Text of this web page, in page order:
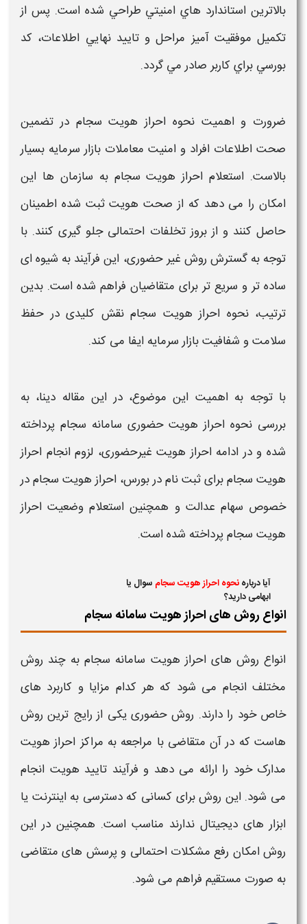
بالاترين استاندارد هاي امنيتي طراحي شده است. پس از
تكميل موفقيت آميز مراحل و تاييد نهايي اطلاعات، كد
بورسي براي كاربر صادر مي گردد.
ضرورت و اهمیتنحوه احراز هویت سجامدر تضمین
صحت اطلاعات افراد و امنیت معاملات بازار سرمایه بسیار
بالاست. استعلام احراز هویت سجام به سازمان ها این
امکان را می دهد که از صحت هویتثبت شده اطمینان
حاصل کنند و از بروز تخلفات احتمالی جلو گیری کنند. با
توجه به گسترش روش غیر حضوری، این فرآیند به شیوه ای
ساده تر و سریع تر برای متقاضیان فراهم شده است. بدین
ترتیب، نحوه احراز هویت سجامنقش کلیدی در حفظ
سلامت و شفافیت بازار سرمایه ایفا می کند.
با توجه به اهمیت این موضوع، در این مقاله دینا، به
بررسی نحوهاحراز هویت حضوری سامانه سجام پرداخته
شده و در ادامه احراز هویت غیرحضوری، لزوم انجام احراز
هویت سجامبرای ثبت‌ نام در بورس، احراز هویت سجامدر
خصوص سهام عدالت و همچنین استعلام وضعیتاحراز
هویت سجامپرداخته شده است.
آیا دربارهنحوه احراز هویت سجام سوال یا
ابهامی دارید؟
انواع روش های احراز هویت سامانه سجام
انواع روش هایاحراز هویت سامانه سجام به چند روش
مختلف انجام می شود که هر کدام مزایا و کاربرد های
خاص خود را دارند. روش حضورییکی از رایج ترین روش
هاست که در آن متقاضی با مراجعه به مراکز احراز هویت
مدارک خود را ارائه می دهد و فرآیند تایید هویت انجام
می شود. این روش برای کسانی که دسترسی به اینترنت یا
ابزار های دیجیتال ندارند مناسب است. همچنین در این
روش امکان رفع مشکلات احتمالی و پرسش های متقاضی
به صورت مستقیم فراهم می شود.